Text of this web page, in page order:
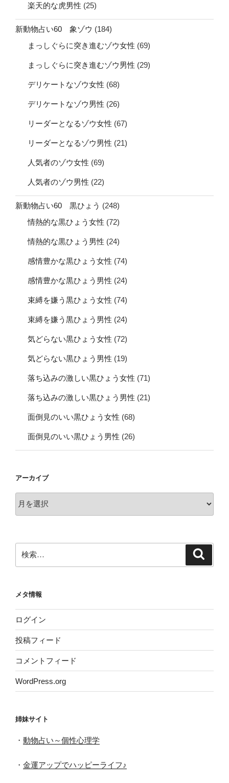
楽天的な虎男性 (25)
新動物占い60 象ゾウ (184)
まっしぐらに突き進むゾウ女性 (69)
まっしぐらに突き進むゾウ男性 (29)
デリケートなゾウ女性 (68)
デリケートなゾウ男性 (26)
リーダーとなるゾウ女性 (67)
リーダーとなるゾウ男性 (21)
人気者のゾウ女性 (69)
人気者のゾウ男性 (22)
新動物占い60 黒ひょう (248)
情熱的な黒ひょう女性 (72)
情熱的な黒ひょう男性 (24)
感情豊かな黒ひょう女性 (74)
感情豊かな黒ひょう男性 (24)
束縛を嫌う黒ひょう女性 (74)
束縛を嫌う黒ひょう男性 (24)
気どらない黒ひょう女性 (72)
気どらない黒ひょう男性 (19)
落ち込みの激しい黒ひょう女性 (71)
落ち込みの激しい黒ひょう男性 (21)
面倒見のいい黒ひょう女性 (68)
面倒見のいい黒ひょう男性 (26)
アーカイブ
ー
索:
メタ情報
ログイン
投稿フィード
コメントフィード
WordPress.org
姉妹サイト
・ 動物占い～個性心理学
・ 金運アップでハッピーライフ♪